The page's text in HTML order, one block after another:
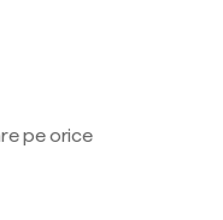
pe orice